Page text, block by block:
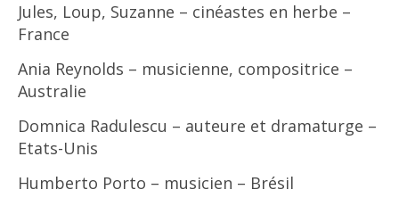
Jules, Loup, Suzanne – cinéastes en herbe –
France
Ania Reynolds – musicienne, compositrice –
Australie
Domnica Radulescu – auteure et dramaturge –
Etats-Unis
Humberto Porto – musicien – Brésil